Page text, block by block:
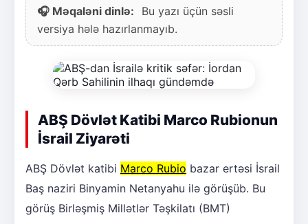
🎧 Məqaləni dinlə:
Bu yazı üçün səsli
versiya hələ hazırlanmayıb.
ABŞ Dövlət Katibi Marco Rubionun
İsrail Ziyarəti
ABŞ Dövlət katibi Marco Rubio bazar ertəsi İsrail
Baş naziri Binyamin Netanyahu ilə görüşüb. Bu
görüş Birləşmiş Millətlər Təşkilatı (BMT)